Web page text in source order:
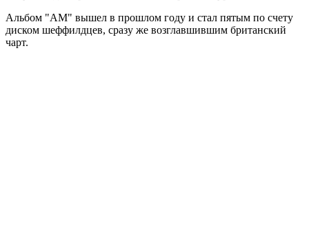
Альбом "AM" вышел в прошлом году и стал пятым по счету
диском шеффилдцев, сразу же возглавшившим британский
чарт.